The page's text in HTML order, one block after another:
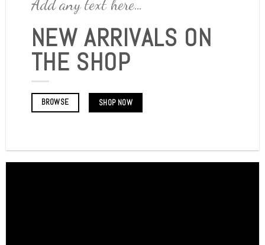
Add any text here…
NEW ARRIVALS ON
THE SHOP
BROWSE SHOP NOW